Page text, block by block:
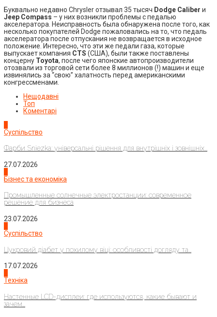
Буквально недавно Chrysler отзывал 35 тысяч Dodge Caliber и
Jeep Compass – у них возникли проблемы с педалью
акселератора. Неисправность была обнаружена после того, как
несколько покупателей Dodge пожаловались на то, что педаль
акселератора после отпускания не возвращается в исходное
положение. Интересно, что эти же педали газа, которые
выпускает компания CTS (США), были также поставлены
концерну Toyota, после чего японские автопроизводители
отозвали из торговой сети более 8 миллионов (!) машин и еще
извинялись за “свою” халатность перед американскими
конгрессменами.
Нещодавні
Топ
Коментарі
Суспільство
Фарби Sniezka: універсальні рішення для внутрішніх і зовнішніх...
27.07.2026
Бізнес та економіка
Промышленные солнечные электростанции: современное
решение для бизнеса
23.07.2026
Суспільство
Цукровий діабет у похилому віці: особливості догляду та...
17.07.2026
Техніка
Настенные LCD-дисплеи: где используются, какие бывают и
зачем...